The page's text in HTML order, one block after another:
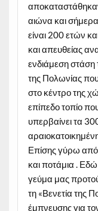
αιώνα και σήμερα
είναι 200 ετών
και απευθείας
ενδιάμεση στάση
της Πολωνίας
στο κέντρο της
επίπεδο τοπίο
υπερβαίνει τα
Επίσης γύρω
και ποτάμια .
γεύμα μας
τη «Βενετία της
έμπνευσης για